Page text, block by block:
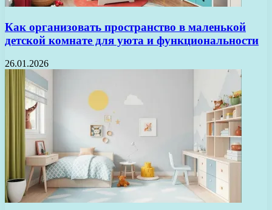
Как организовать пространство в маленькой
детской комнате для уюта и функциональности
26.01.2026